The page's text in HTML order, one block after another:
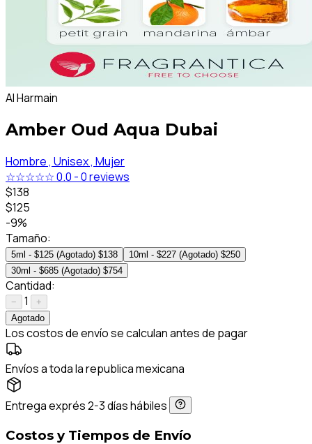
Al Harmain
Amber Oud Aqua Dubai
Hombre , Unisex , Mujer
☆☆☆☆☆0.0 -0 reviews
$138
$125
-9%
Tamaño:
5ml - $125 (Agotado) $138 10ml - $227 (Agotado) $250
30ml - $685 (Agotado) $754
Cantidad:
− 1
+
Agotado
Los costos de envío se calculan antes de pagar
Envíos a toda la republica mexicana
Entrega exprés 2-3 días hábiles
Costos y Tiempos de Envío